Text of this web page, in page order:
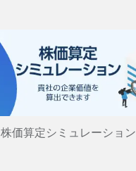
株価算定シミュレーション